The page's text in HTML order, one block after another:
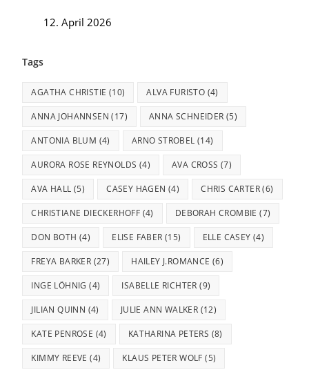
12. April 2026
Tags
AGATHA CHRISTIE (10) ALVA FURISTO (4)
ANNA JOHANNSEN (17) ANNA SCHNEIDER (5)
ANTONIA BLUM (4) ARNO STROBEL (14)
AURORA ROSE REYNOLDS (4) AVA CROSS (7)
AVA HALL (5) CASEY HAGEN (4) CHRIS CARTER(6)
CHRISTIANE DIECKERHOFF (4) DEBORAH CROMBIE (7)
DON BOTH (4) ELISE FABER (15) ELLE CASEY (4)
FREYA BARKER (27) HAILEY J.ROMANCE (6)
INGE LÖHNIG (4) ISABELLE RICHTER (9)
JILIAN QUINN (4) JULIE ANN WALKER (12)
KATE PENROSE (4) KATHARINA PETERS (8)
KIMMY REEVE (4) KLAUS PETER WOLF (5)